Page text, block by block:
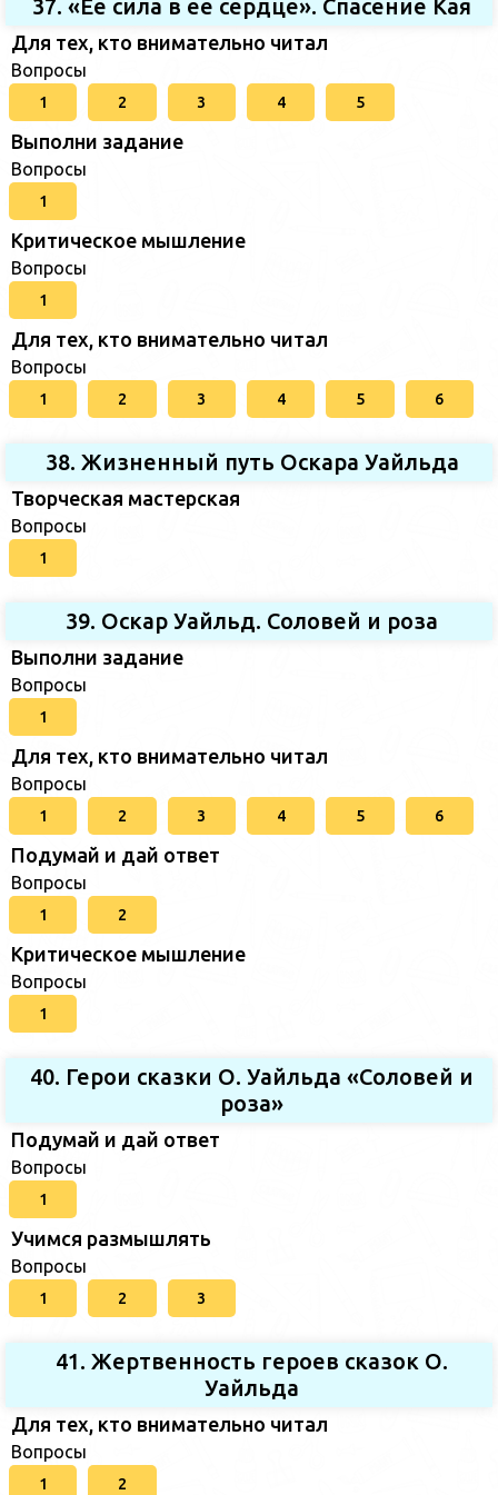
37. «Ее сила в ее сердце». Спасение Кая
Для тех, кто внимательно читал
Вопросы
1 2 3 4 5
Выполни задание
Вопросы
1
Критическое мышление
Вопросы
1
Для тех, кто внимательно читал
Вопросы
1 2 3 4 5 6
38. Жизненный путь Оскара Уайльда
Творческая мастерская
Вопросы
1
39. Оскар Уайльд. Соловей и роза
Выполни задание
Вопросы
1
Для тех, кто внимательно читал
Вопросы
1 2 3 4 5 6
Подумай и дай ответ
Вопросы
1 2
Критическое мышление
Вопросы
1
40. Герои сказки О. Уайльда «Соловей и
роза»
Подумай и дай ответ
Вопросы
1
Учимся размышлять
Вопросы
1 2 3
41. Жертвенность героев сказок О.
Уайльда
Для тех, кто внимательно читал
Вопросы
1 2